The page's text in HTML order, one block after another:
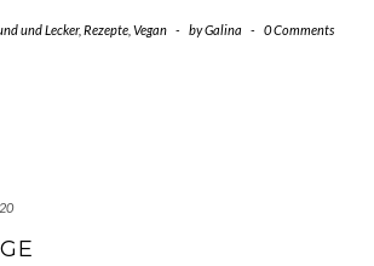
und Lecker, Rezepte Vegan - byGalina - 0 Comments